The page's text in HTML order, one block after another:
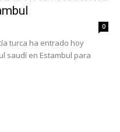
0
turca ha entrado hoy
saudí en Estambul para